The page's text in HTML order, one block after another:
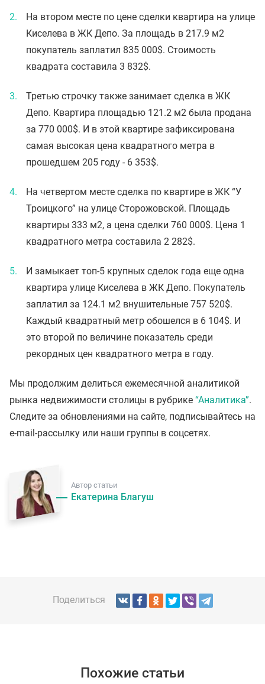
На втором месте по цене сделки квартира на улице
Киселева в ЖК Депо. За площадь в 217.9 м2
покупатель заплатил 835 000$. Стоимость
квадрата составила 3 832$.
Третью строчку также занимает сделка в ЖК
Депо. Квартира площадью 121.2 м2 была продана
за 770 000$. И в этой квартире зафиксирована
самая высокая цена квадратного метра в
прошедшем 205 году - 6 353$.
На четвертом месте сделка по квартире в ЖК “У
Троицкого” на улице Сторожовской. Площадь
квартиры 333 м2, а цена сделки 760 000$. Цена 1
квадратного метра составила 2 282$.
И замыкает топ-5 крупных сделок года еще одна
квартира улице Киселева в ЖК Депо. Покупатель
заплатил за 124.1 м2 внушительные 757 520$.
Каждый квадратный метр обошелся в 6 104$. И
это второй по величине показатель среди
рекордных цен квадратного метра в году.
Мы продолжим делиться ежемесячной аналитикой
рынка недвижимости столицы в рубрике “Аналитика”.
Следите за обновлениями на сайте, подписывайтесь на
e-mail-рассылку или наши группы в соцсетях.
Автор статьи
Екатерина Благуш
Поделиться
Похожие статьи